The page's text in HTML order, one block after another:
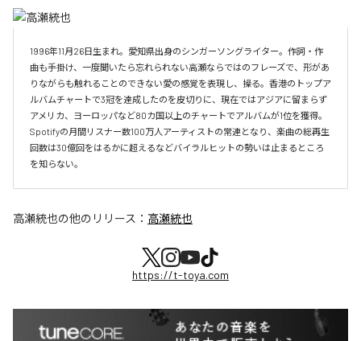
1996年11月26日生まれ。愛知県出身のシンガーソングライター。作詞・作
曲も手掛け、一度聞いたら忘れられない高瀬ならではのフレーズで、形があ
りながらも触れることのできない愛の感覚を表現し、操る。香港のトップア
ルバムチャートで3冠を達成したのを皮切りに、現在ではアジアに留まらず
アメリカ、ヨーロッパなど80カ国以上のチャートでアルバムが1位を獲得。
Spotifyの月間リスナー数100万人アーティストの常連となり、楽曲の総再生
回数は30億回をはるかに超えるなどバイラルヒットの勢いは止まるところ
を知らない。
高瀬統也の他のリリース： 高瀬統也
https://t-toya.com